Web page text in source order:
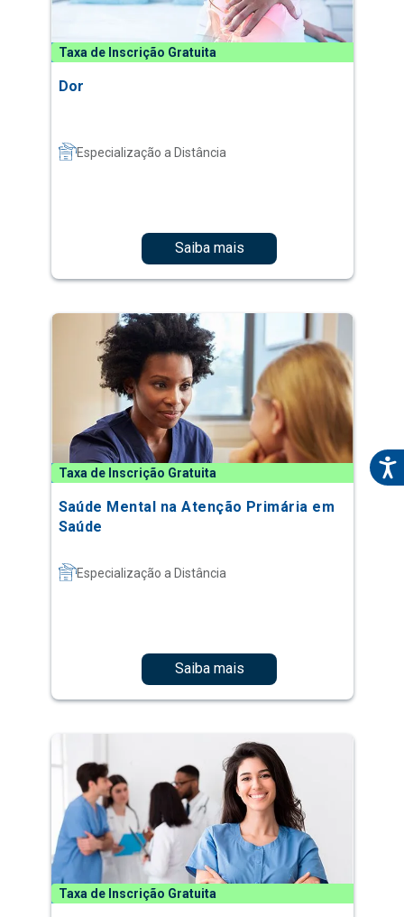
Taxa de Inscrição Gratuita
Dor
Especialização a Distância
Saiba mais
Taxa de Inscrição Gratuita
Saúde Mental na Atenção Primária em
Saúde
Especialização a Distância
Saiba mais
Taxa de Inscrição Gratuita